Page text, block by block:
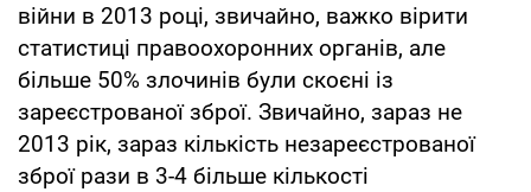
війни в 2013 році, звичайно, важко вірити
статистиці правоохоронних органів, але
більше 50% злочинів були скоєні із
зареєстрованої зброї. Звичайно, зараз не
2013 рік, зараз кількість незареєстрованої
зброї рази в 3-4 більше кількості